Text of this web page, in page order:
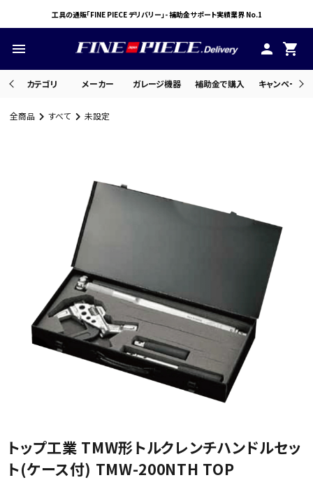
工具の通販「FINE PIECE デリバリー」- 補助金サポート実績業界 No.1
menu person shopping_cart
カテゴリ メーカー ガレージ機器 補助金で購入 キャンペーン
ACCOUNT MENU
ようこそ ゲスト 様
メーカーから選ぶ
全商品 すべて 未設定
トップ工業 TMW形トルクレンチハンドルセッ
ト(ケース付) TMW-200NTH TOP